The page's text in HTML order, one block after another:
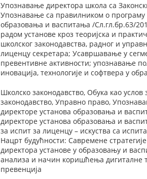
Упознавање директора школа са
Упознавање са правилником о програму
образовања и васпитања /Сл.гл.бр.63/
радом установе кроз теоријска и
школског законодавства, радног и
лиценцу секретара; Усавршавање у
превентивне активности; упознавање
иновација, технологије и софтвера у
Школско законодавство, Обука као
законодавство, Управно право,
директоре установа образовања и
директоре установа образовања и
за испит за лиценцу – искуства са
Нацрт будућности: Савремене
директора установе у образовању и
анализа и начин коришћења дигиталне
превенција